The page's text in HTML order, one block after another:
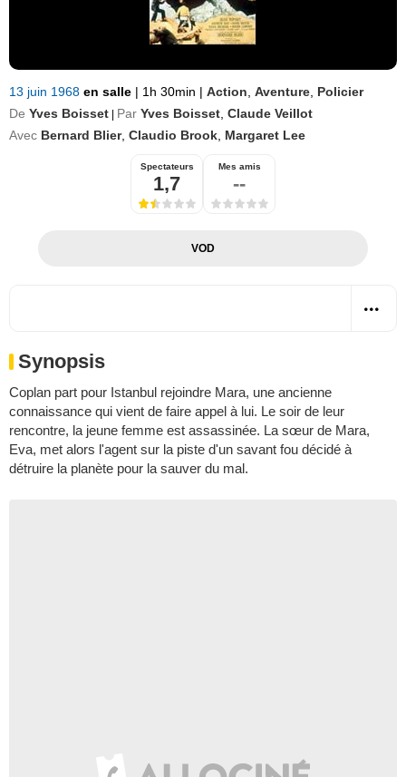
13 juin 1968 en salle | 1h 30min | Action Aventure Policier
De Yves Boisset Par Yves Boisset Claude Veillot
Avec Bernard Blier, Claudio Brook Margaret Lee
Spectateurs
1,7
Mes amis
--
VOD
Synopsis
Coplan part pour Istanbul rejoindre Mara, une ancienne
connaissance qui vient de faire appel à lui. Le soir de leur
rencontre, la jeune femme est assassinée. La sœur de Mara,
Eva, met alors l'agent sur la piste d'un savant fou décidé à
détruire la planète pour la sauver du mal.